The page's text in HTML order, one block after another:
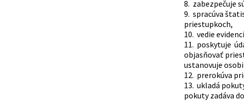
8. zabezpečuje
9. spracúva
priestupkoch,
10. vedie
11. poskytuje
objasňovať
ustanovuje
12. prerokúva
13. ukladá
pokuty zadáva